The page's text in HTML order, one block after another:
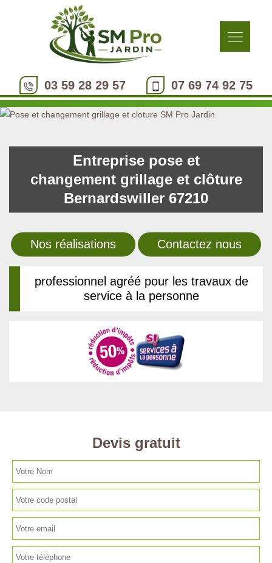
03 59 28 29 57 07 69 74 92 75
Entreprise pose et
changement grillage et clôture
Bernardswiller 67210
Nos réalisations Contactez nous
professionnel agréé pour les travaux de
service à la personne
Devis gratuit